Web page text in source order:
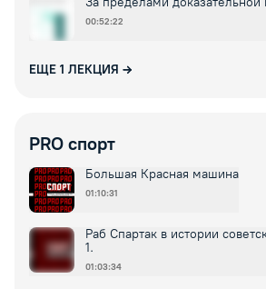
00:52:22
ЕЩЕ 1 ЛЕКЦИЯ
PRO спорт
Большая Красная машина
01:10:31
Раб Спартак в истории
1.
01:03:34